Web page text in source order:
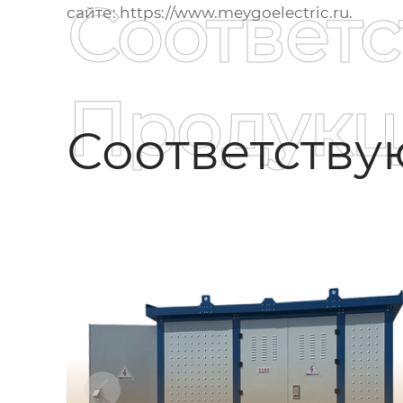
сайте:https://www.meygoelectric.ru.